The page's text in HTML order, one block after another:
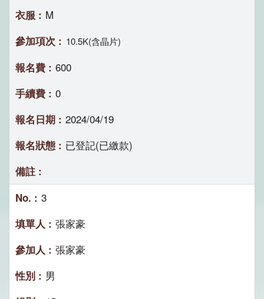
M
10.5K(含晶片)
600
0
2024/04/19
已登記(已繳款)
3
張家豪
張家豪
男